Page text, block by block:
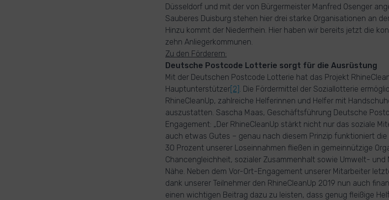
Düsseldorf und mit der von Bürgermeister Manfred Osenger
Sauberes Duisburg stehen hier drei starke Organisationen an
Hinzu kommt der Niederrhein. Hier haben wir bereits jetzt die
zehn Anliegerkommunen.
Zu den Förderern:
Deutsche Postcode Lotterie sorgt für die Ausrüstung
Mit der Deutschen Postcode Lotterie hat das Projekt
Hauptunterstützer[2]. Die Fördermittel der Soziallotterie
RhineCleanUp, zahlreiche Helferinnen und Helfer mit
auszustatten. Sascha Maas, Geschäftsführung Deutsche
Engagement: „Der RhineCleanUp stärkt nicht nur das soziale
auch etwas Gutes – genau nach diesem Prinzip funktioniert
30 Prozent unserer Loseinnahmen fließen in gemeinnützige
Chancengleichheit, sozialer Zusammenhalt sowie Umwelt- und
Nähe. Neben dem Vor-Ort-Engagement unserer Mitarbeiter
dank unserer Teilnehmer den RhineCleanUp 2019 nun auch
einen wichtigen Beitrag dazu zu leisten, dass genug fleißige